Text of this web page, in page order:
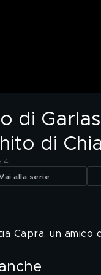
di
di
4
alla serie
Capra, un amico